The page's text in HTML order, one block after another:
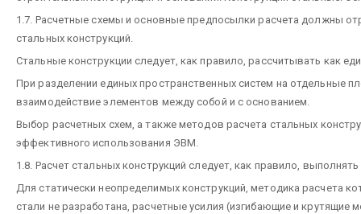
1.7. Расчетные схемы и основные предпосылки расчета должны
стальных конструкций.
Стальные конструкции следует, как правило, рассчитывать как
При разделении единых пространственных систем на отдельные
взаимодействие элементов между собой и с основанием.
Выбор расчетных схем, а также методов расчета стальных
эффективного использования ЭВМ.
1.8. Расчет стальных конструкций следует, как правило,
Для статически неопределимых конструкций, методика расчета
стали не разработана, расчетные усилия (изгибающие и